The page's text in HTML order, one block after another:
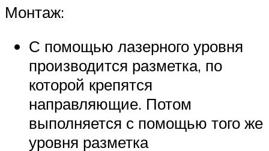
Монтаж:
С помощью лазерного уровня
производится разметка, по
которой крепятся
направляющие. Потом
выполняется с помощью того же
уровня разметка